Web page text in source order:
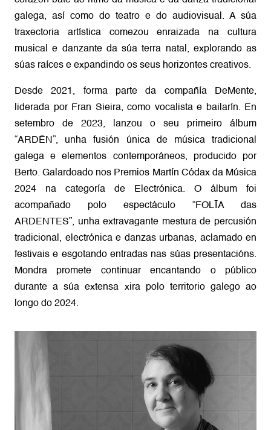
galega, así como do teatro e do audiovisual. A súa
traxectoria artística comezou enraizada na cultura
musical e danzante da súa terra natal, explorando as
súas raíces e expandindo os seus horizontes creativos.
Desde 2021, forma parte da compañía DeMente,
liderada por Fran Sieira, como vocalista e bailarín. En
setembro de 2023, lanzou o seu primeiro álbum
“ARDĒN”, unha fusión única de música tradicional
galega e elementos contemporáneos, producido por
Berto. Galardoado nos Premios Martín Códax da Música
2024 na categoría de Electrónica. O álbum foi
acompañado polo espectáculo “FOLĪA das
ARDENTES”, unha extravagante mestura de percusión
tradicional, electrónica e danzas urbanas, aclamado en
festivais e esgotando entradas nas súas presentacións.
Mondra promete continuar encantando o público
durante a súa extensa xira polo territorio galego ao
longo do 2024.